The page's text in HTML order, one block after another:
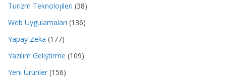
Turizm Teknolojileri (38)
Web Uygulamaları (136)
Yapay Zeka (177)
Yazılım Geliştirme (109)
Yeni Ürünler (156)